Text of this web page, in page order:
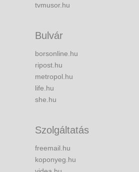
tvmusor.hu
Bulvár
borsonline.hu
ripost.hu
metropol.hu
life.hu
she.hu
Szolgáltatás
freemail.hu
koponyeg.hu